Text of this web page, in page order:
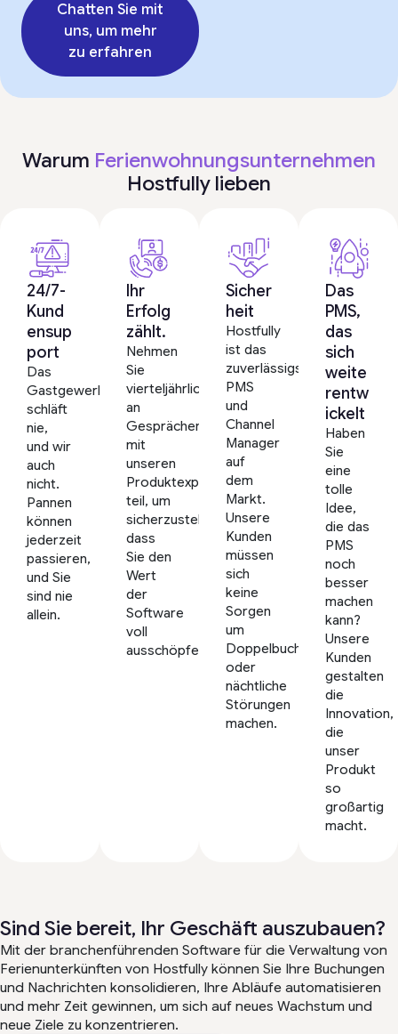
Chatten Sie mit
uns, um mehr
zu erfahren
Warum Ferienwohnungsunternehmen
Hostfully lieben
24/7-
Kund
ensup
port
Das
Gastgewerbe
schläft
nie,
und wir
auch
nicht.
Pannen
können
jederzeit
passieren,
und Sie
sind nie
allein.
Ihr
Erfolg
zählt.
Nehmen
Sie
vierteljährlich
an
Gesprächen
mit
unseren
Produktexperten
teil, um
sicherzustellen,
dass
Sie den
Wert
der
Software
voll
ausschöpfen
Sicher
heit
Hostfully
ist das
zuverlässigste
PMS
und
Channel
Manager
auf
dem
Markt.
Unsere
Kunden
müssen
sich
keine
Sorgen
um
Doppelbuchungen
oder
nächtliche
Störungen
machen.
Das
PMS,
das
sich
weite
rentw
ickelt
Haben
Sie
eine
tolle
Idee,
die das
PMS
noch
besser
machen
kann?
Unsere
Kunden
gestalten
die
Innovation,
die
unser
Produkt
so
großartig
macht.
Sind Sie bereit, Ihr Geschäft auszubauen?
Mit der branchenführenden Software für die Verwaltung von
Ferienunterkünften von Hostfully können Sie Ihre Buchungen
und Nachrichten konsolidieren, Ihre Abläufe automatisieren
und mehr Zeit gewinnen, um sich auf neues Wachstum und
neue Ziele zu konzentrieren.